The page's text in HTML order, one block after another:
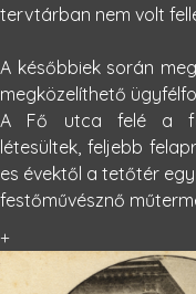
tervtárban nem volt
A későbbiek során
megközelíthető
A Fő utca felé a
létesültek, feljebb
es évektől a tetőtér
festőművésznő
+